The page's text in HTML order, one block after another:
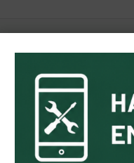
personenbezogene Daten
Datenschutzerklärung.